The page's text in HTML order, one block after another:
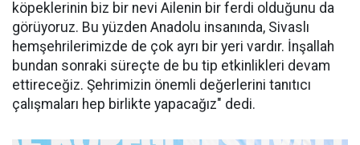
köpeklerinin biz bir nevi Ailenin bir ferdi olduğunu da
görüyoruz. Bu yüzden Anadolu insanında, Sivaslı
hemşehrilerimizde de çok ayrı bir yeri vardır. İnşallah
bundan sonraki süreçte de bu tip etkinlikleri devam
ettireceğiz. Şehrimizin önemli değerlerini tanıtıcı
çalışmaları hep birlikte yapacağız" dedi.